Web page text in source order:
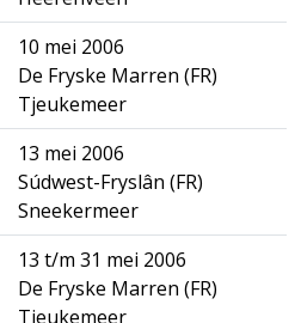
10 mei 2006
De Fryske Marren (FR)
Tjeukemeer
13 mei 2006
Súdwest-Fryslân (FR)
Sneekermeer
13 t/m 31 mei 2006
De Fryske Marren (FR)
Tjeukemeer